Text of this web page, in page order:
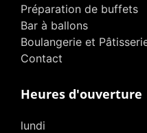
Préparation de buffets
Bar à ballons
Boulangerie et
Contact
Heures d'ouverture
lundi